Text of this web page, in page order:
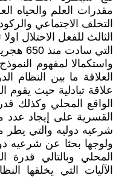
مقدرات العلم والحياه
التخلف الاجتماعي
الثالث للفعل الاحتلال
التي سادت منذ 650 هجرية حتى الآن.
واستكمالا لمفهوم
العلاقة ما بين النظام
علاقة تبادلية حيث يقوم
الواقع المحلي وكذلك
القسرية على إيجاد عدد
شرعيه دوليه والتي يطر
ولوجها بحثا عن شرعيه
المحلي وبالتالي
الآليات التي يخلقها